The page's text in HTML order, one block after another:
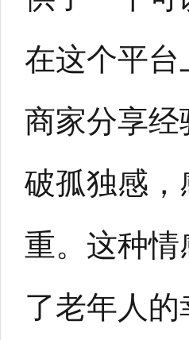
在这个平
商家分享
破孤独感
重。这种
了老年人